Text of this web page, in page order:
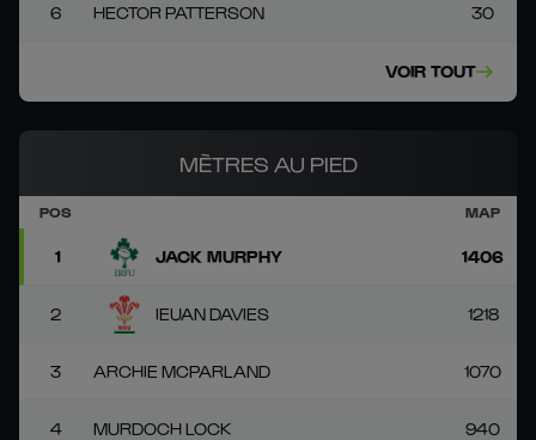
6 HECTOR PATTERSON 30
VOIR TOUT
MÈTRES AU PIED
POS MAP
1 JACK MURPHY 1406
2 IEUAN DAVIES 1218
3 ARCHIE MCPARLAND 1070
4 MURDOCH LOCK 940